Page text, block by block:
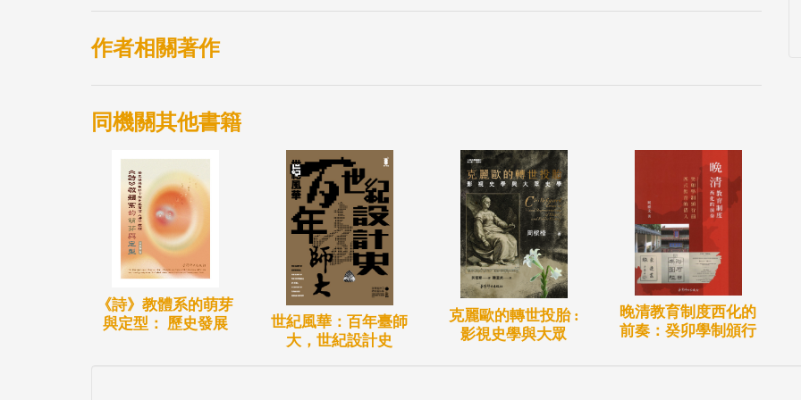
發性創作中最常出現的主題之一。
「生命樹」圖卡採用特殊材質印刷，可單獨挑圖卡分享，或成為引導創作的工具，內容總共有
動之意義。透明卡為耗材，不需擦拭，可追加訂購。本套圖卡提供藝術治療、心理、輔導、社
工、教育等相關專業人員，在助人工作中協助工作對象進行自我探索、環境調適、困境因應，
以及其他具有環境互動意義之主題探索。
作者相關著作
同機關其他書籍
《詩》教體系的萌芽
與定型： 歷史發展
世紀風華：百年臺師
大，世紀設計史
克麗歐的轉世投胎 :
影視史學與大眾
晚清教育制度西化的
前奏：癸卯學制頒行